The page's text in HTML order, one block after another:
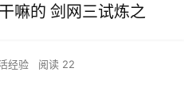
嘛的 剑网三试炼之
经验 阅读 22